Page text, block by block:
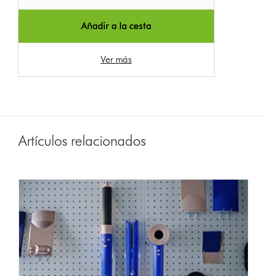
Añadir a la cesta
Ver más
Artículos relacionados